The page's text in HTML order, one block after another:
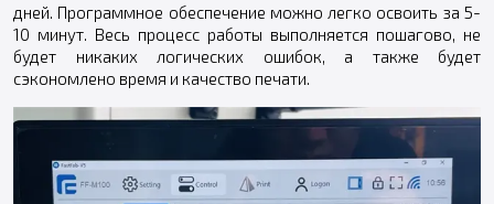
дней. Программное обеспечение можно легко освоить за 5-
10 минут. Весь процесс работы выполняется пошагово, не
будет никаких логических ошибок, а также будет
сэкономлено время и качество печати.